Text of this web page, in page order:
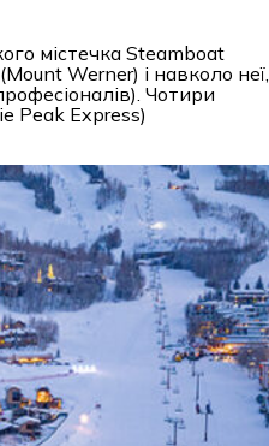
містечка Steamboat
Werner) і навколо неї,
Чотири
Peak Express)